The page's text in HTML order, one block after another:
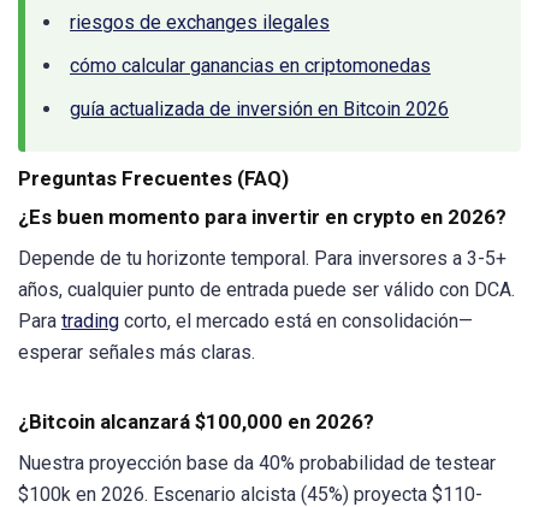
riesgos de exchanges ilegales
cómo calcular ganancias en criptomonedas
guía actualizada de inversión en Bitcoin 2026
Preguntas Frecuentes (FAQ)
¿Es buen momento para invertir en crypto en 2026?
Depende de tu horizonte temporal. Para inversores a 3-5+
años, cualquier punto de entrada puede ser válido con DCA.
Para trading corto, el mercado está en consolidación—
esperar señales más claras.
¿Bitcoin alcanzará $100,000 en 2026?
Nuestra proyección base da 40% probabilidad de testear
$100k en 2026. Escenario alcista (45%) proyecta $110-